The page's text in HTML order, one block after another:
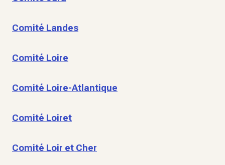
Comité Landes
Comité Loire
Comité Loire-Atlantique
Comité Loiret
Comité Loir et Cher